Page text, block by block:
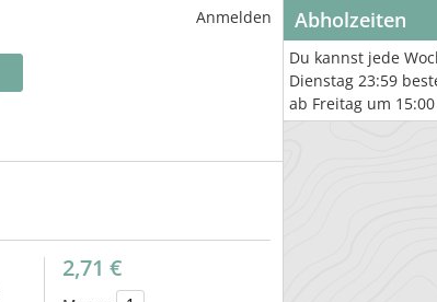
Anmelden
2,71 €
Abholzeiten
Du kannst jede
Dienstag 23:59
ab Freitag um